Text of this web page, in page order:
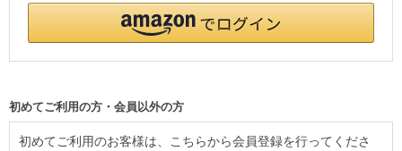
初めてご利用の方・会員以外の方
初めてご利用のお客様は、こちらから会員登録を行ってくださ